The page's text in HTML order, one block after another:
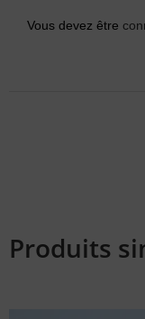
Vous devez être
Produits